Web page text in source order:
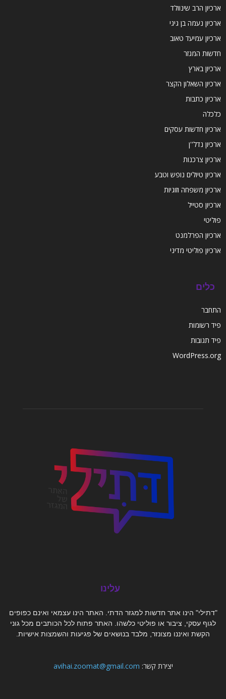
ארכיון הרב שינוולד
ארכיון נעמה בן גיגי
ארכיון עמיעד טאוב
חדשות המגזר
ארכיון בארץ
ארכיון השאלון הקצר
ארכיון כתבות
כלכלה
ארכיון חדשות עסקים
ארכיון נדל''ן
ארכיון צרכנות
ארכיון טיולים נופש וטבע
ארכיון משפחה וזוגיות
ארכיון סטייל
פוליטי
ארכיון הפרלמנט
ארכיון פוליטי מדיני
כלים
התחבר
פיד רשומות
פיד תגובות
WordPress.org
עלינו
"דתילי" הינו אתר חדשות למגזר הדתי. האתר הינו עצמאי ואינם כפופים
לגוף עסקי, ציבור או פוליטי כלשהו. האתר פתוח לכל הכותבים מכל גוני
הקשת ואיננו מצונזר, מלבד בנושאים של פגיעות והשמצות אישיות.
יצירת קשר: avihai.zoomat@gmail.com